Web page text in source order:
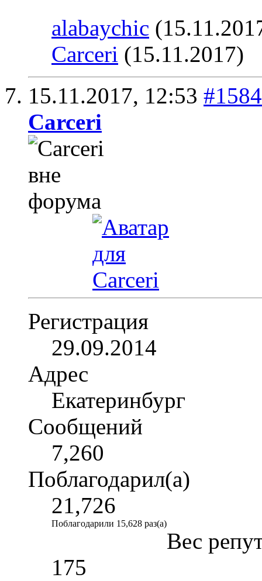
alabaychic
Carceri (15.11.2017)
15.11.2017, 12:53 #1584
Carceri
Регистрация
29.09.2014
Адрес
Екатеринбург
Сообщений
7,260
Поблагодарил(а)
21,726
Поблагодарили 15,628 раз(а)
Вес
175